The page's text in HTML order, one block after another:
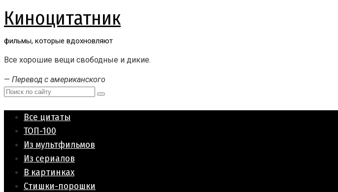
Перейти
к
Киноцитатник
фильмы, которые вдохновляют
Все хорошие вещи свободные и дикие.
— Перевод с американского
Поиск:
Все цитаты
ТОП-100
Из мультфильмов
Из сериалов
В картинках
Стишки-порошки